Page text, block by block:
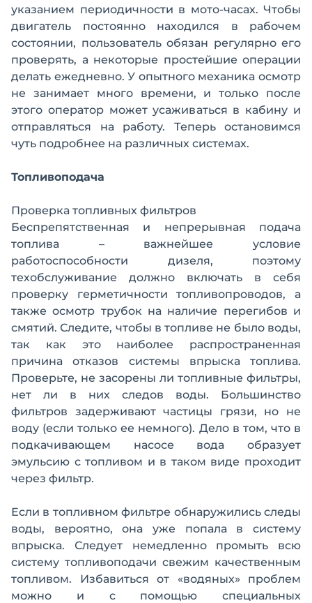
указанием периодичности в мото-часах. Чтобы
двигатель постоянно находился в рабочем
состоянии, пользователь обязан регулярно его
проверять, а некоторые простейшие операции
делать ежедневно. У опытного механика осмотр
не занимает много времени, и только после
этого оператор может усаживаться в кабину и
отправляться на работу. Теперь остановимся
чуть подробнее на различных системах.
Топливоподача
Проверка топливных фильтров
Беспрепятственная и непрерывная подача
топлива – важнейшее условие
работоспособности дизеля, поэтому
техобслуживание должно включать в себя
проверку герметичности топливопроводов, а
также осмотр трубок на наличие перегибов и
смятий. Следите, чтобы в топливе не было воды,
так как это наиболее распространенная
причина отказов системы впрыска топлива.
Проверьте, не засорены ли топливные фильтры,
нет ли в них следов воды. Большинство
фильтров задерживают частицы грязи, но не
воду (если только ее немного). Дело в том, что в
подкачивающем насосе вода образует
эмульсию с топливом и в таком виде проходит
через фильтр.
Если в топливном фильтре обнаружились следы
воды, вероятно, она уже попала в систему
впрыска. Следует немедленно промыть всю
систему топливоподачи свежим качественным
топливом. Избавиться от «водяных» проблем
можно и с помощью специальных